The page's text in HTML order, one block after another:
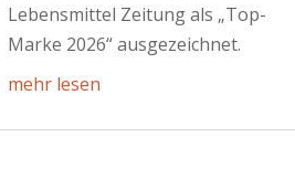
Lebensmittel Zeitung als „Top-
Marke 2026“ ausgezeichnet.
mehr lesen